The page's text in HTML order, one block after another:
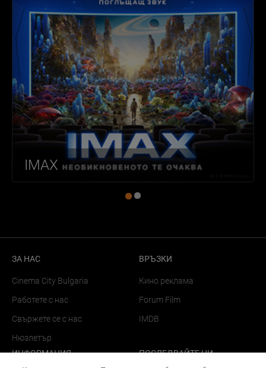
IMAX
ЗА НАС
Cinema City Bulgaria
Работете с нас
Свържете се с нас
Нюзлетър
ВРЪЗКИ
Кино реклама
Forum Film
IMDB
ИНФОРМАЦИЯ ПОСЛЕДВАЙТЕ НИ